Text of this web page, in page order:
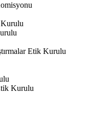
Kurulu
Etik Kurulu
Kurulu